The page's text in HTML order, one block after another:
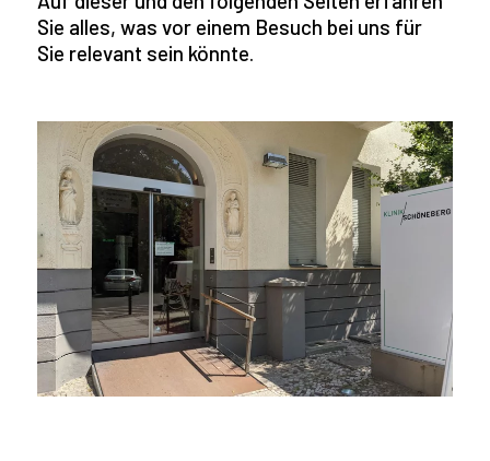
Sie alles, was vor einem Besuch bei uns für
Sie relevant sein könnte.